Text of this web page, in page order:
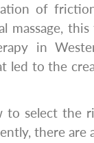
of
massage,
in
led to the
select the
there are